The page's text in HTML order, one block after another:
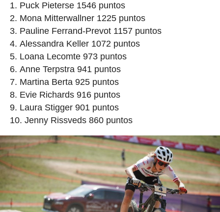
Puck Pieterse 1546 puntos
Mona Mitterwallner 1225 puntos
Pauline Ferrand-Prevot 1157 puntos
Alessandra Keller 1072 puntos
Loana Lecomte 973 puntos
Anne Terpstra 941 puntos
Martina Berta 925 puntos
Evie Richards 916 puntos
Laura Stigger 901 puntos
Jenny Rissveds 860 puntos